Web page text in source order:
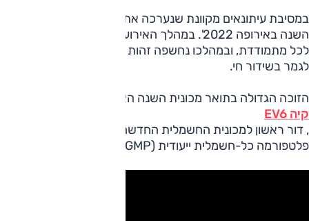
במסיבת עיתונאים מקוונת שנערכה אתמול (שני), הוכרז הזוכה
לכל מתמודדת, ובמהלכו נחשפה זהות המנצח שנבחר מבין
לגמר בשידור חי.
הזוכה הגדולה בתואר מכונית השנה האירופאית 2022:
קיה EV6
, דור ראשון למכונית החשמלית החדשה והמרשימה של
פלטפורמה כל-חשמלית ייעודית (E-GMP).